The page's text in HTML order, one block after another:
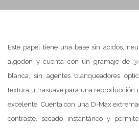
Este papel tiene una base sin ácidos,
algodón y cuenta con un gramaje de
blanca, sin agentes blanqueadores
textura ultrasuave para una reproducción
excelente. Cuenta con una D-Max
contraste, secado instantáneo y